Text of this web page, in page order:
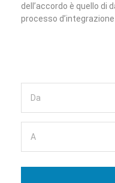
dell’accordo è quello di
processo